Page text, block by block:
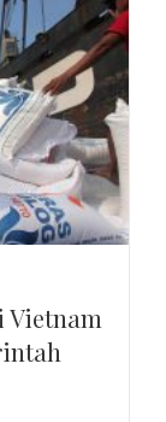
Vietnam